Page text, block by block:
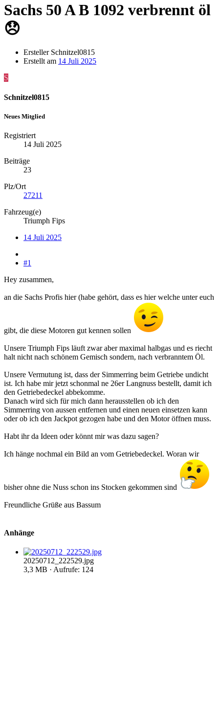
Sachs 50 A B 1092 verbrennt öl
😞
ErstellerSchnitzel0815
Erstellt am 14 Juli 2025
S
Schnitzel0815
Neues Mitglied
Registriert
14 Juli 2025
Beiträge
23
Plz/Ort
27211
Fahrzeug(e)
Triumph Fips
14 Juli 2025
#1
Hey zusammen,
an die Sachs Profis hier (habe gehört, dass es hier welche unter euch
gibt, die diese Motoren gut kennen sollen
Unsere Triumph Fips läuft zwar aber maximal halbgas und es riecht
halt nicht nach schönem Gemisch sondern, nach verbranntem Öl.
Unsere Vermutung ist, dass der Simmerring beim Getriebe undicht
ist. Ich habe mir jetzt schonmal ne 26er Langnuss bestellt, damit ich
den Getriebedeckel abbekomme.
Danach wird sich für mich dann herausstellen ob ich den
Simmerring von aussen entfernen und einen neuen einsetzen kann
oder ob ich den Jackpot gezogen habe und den Motor öffnen muss.
Habt ihr da Ideen oder könnt mir was dazu sagen?
Ich hänge nochmal ein Bild an vom Getriebedeckel. Woran wir
bisher ohne die Nuss schon ins Stocken gekommen sind
Freundliche Grüße aus Bassum
Anhänge
20250712_222529.jpg
3,3 MB · Aufrufe: 124